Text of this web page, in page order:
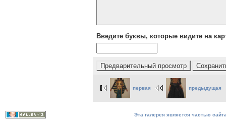
Введите буквы, которые видите на
первая предыдущая
Эта галерея является частью